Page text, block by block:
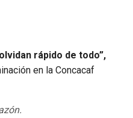
rápido de todo”,
en la Concacaf